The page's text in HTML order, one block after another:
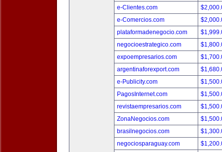
e-Clientes.com
e-Comercios.com
plataformadenegocio.com
negocioestrategico.com
expoempresarios.com
argentinaforexport.com
e-Publicity.com
PagosInternet.com
revistaempresarios.com
ZonaNegocios.com
brasilnegocios.com
negociosparaguay.com